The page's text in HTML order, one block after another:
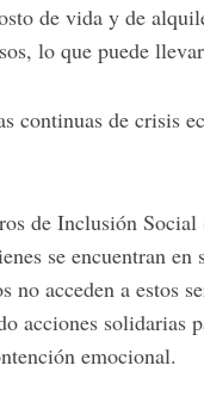
de vida y de
lo que puede llevar
continuas de crisis
de Inclusión Social
se encuentran en
no acceden a estos
acciones solidarias
emocional.